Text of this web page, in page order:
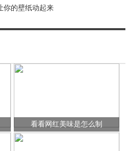
你的壁纸动起来
看看网红美味是怎么制